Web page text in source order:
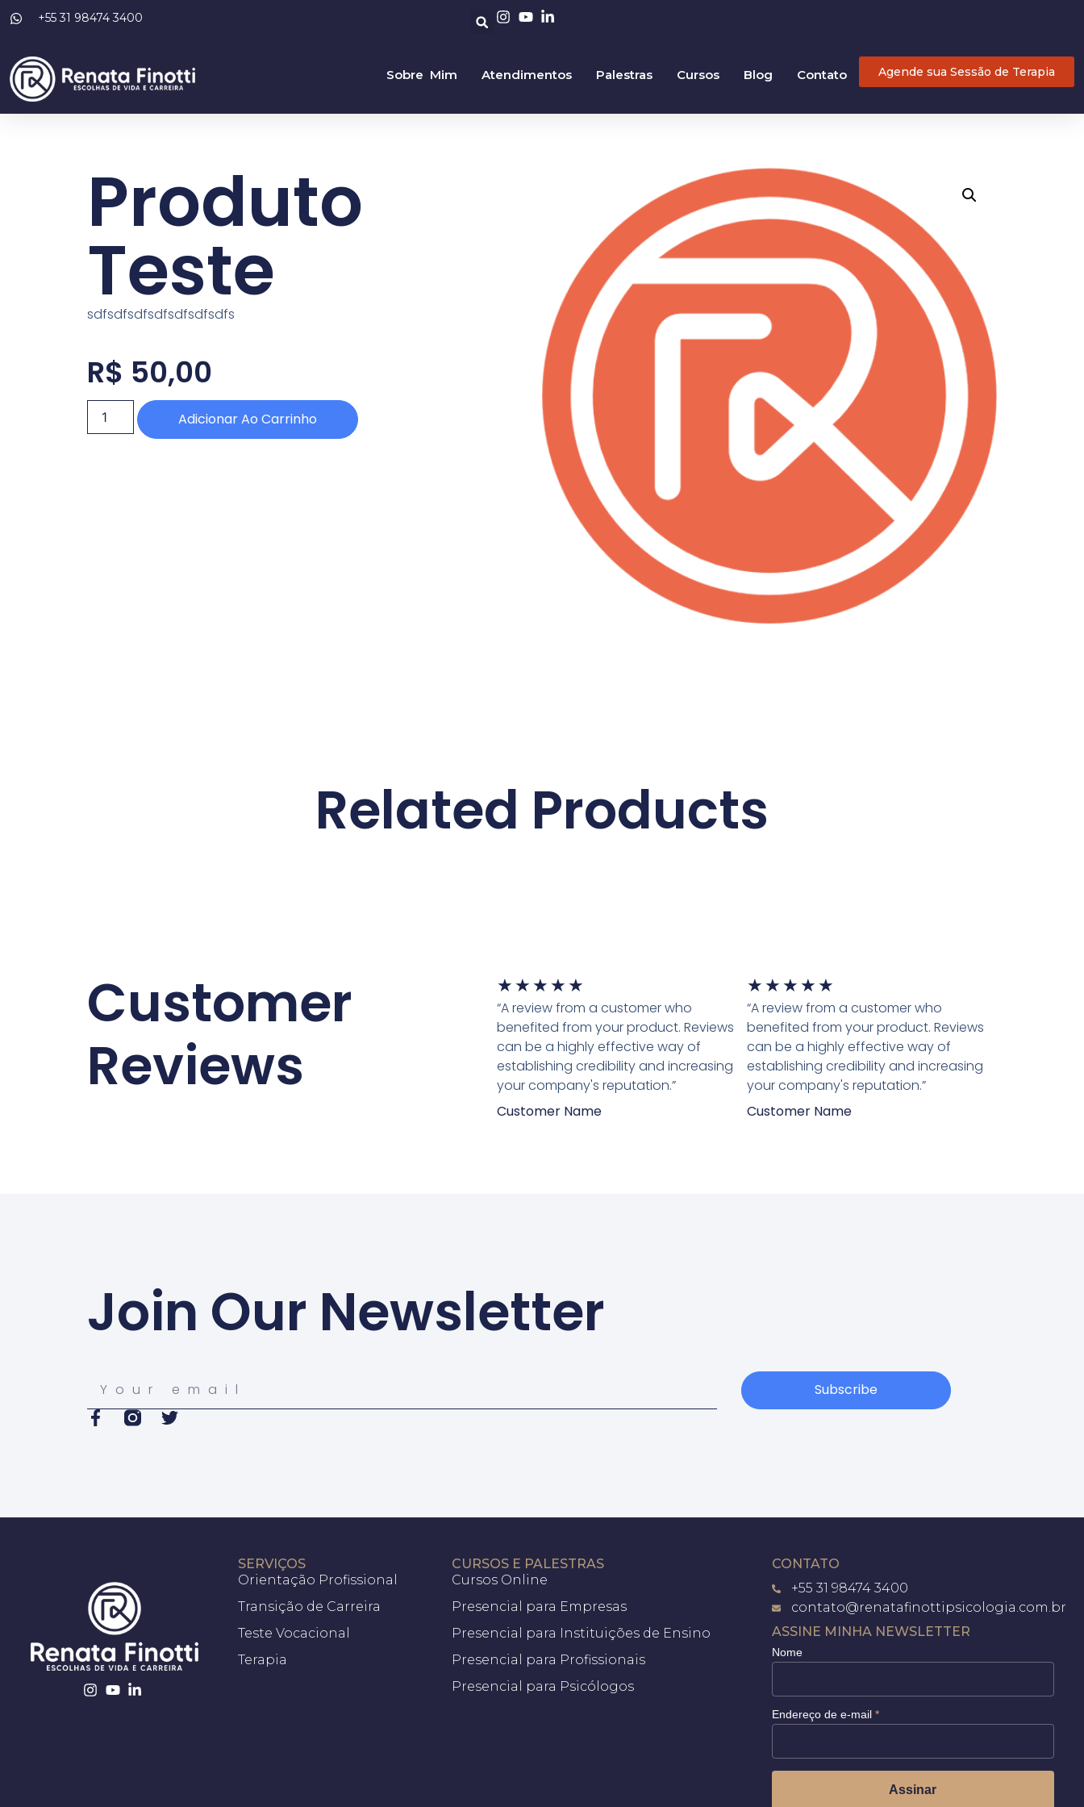
+55 31 98474 3400
Sobre Mim Atendimentos Palestras Cursos Blog Contato Agende sua Sessão de Terapia
Produto
Teste
sdfsdfsdfsdfsdfsdfsdfs
R$ 50,00
Adicionar Ao Carrinho
Related Products
Customer
Reviews
★ ★ ★ ★ ★
“A review from a customer who
benefited from your product. Reviews
can be a highly effective way of
establishing credibility and increasing
your company's reputation.”
Customer Name
★ ★ ★ ★ ★
“A review from a customer who
benefited from your product. Reviews
can be a highly effective way of
establishing credibility and increasing
your company's reputation.”
Customer Name
Join Our Newsletter
Subscribe
SERVIÇOS
Orientação Profissional
Transição de Carreira
Teste Vocacional
Terapia
CURSOS E PALESTRAS
Cursos Online
Presencial para Empresas
Presencial para Instituições de Ensino
Presencial para Profissionais
Presencial para Psicólogos
CONTATO
+55 31 98474 3400
contato@renatafinottipsicologia.com.br
ASSINE MINHA NEWSLETTER
Nome
Endereço de e-mail *